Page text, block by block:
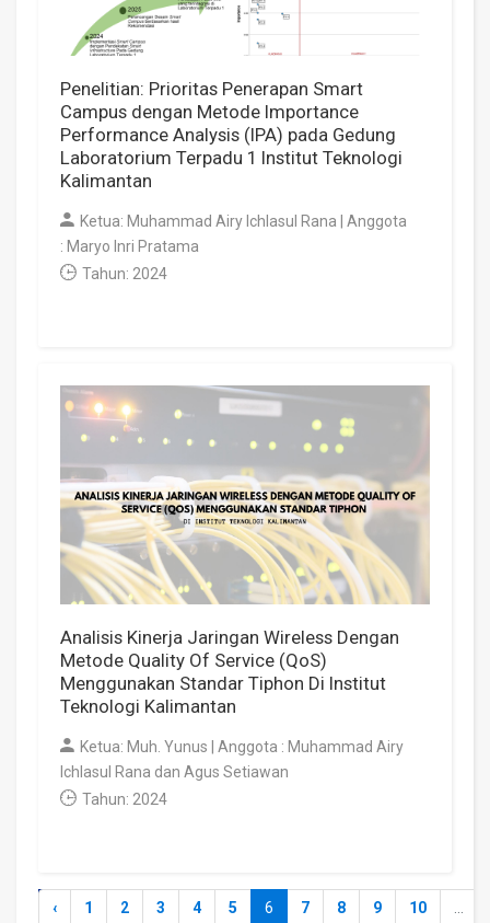
Penelitian: Prioritas Penerapan Smart
Campus dengan Metode Importance
Performance Analysis (IPA) pada Gedung
Laboratorium Terpadu 1 Institut Teknologi
Kalimantan
Ketua: Muhammad Airy Ichlasul Rana | Anggota
: Maryo Inri Pratama
Tahun: 2024
Analisis Kinerja Jaringan Wireless Dengan
Metode Quality Of Service (QoS)
Menggunakan Standar Tiphon Di Institut
Teknologi Kalimantan
Ketua: Muh. Yunus | Anggota : Muhammad Airy
Ichlasul Rana dan Agus Setiawan
Tahun: 2024
‹ 1 2 3 4 5 6 7 8 9 10